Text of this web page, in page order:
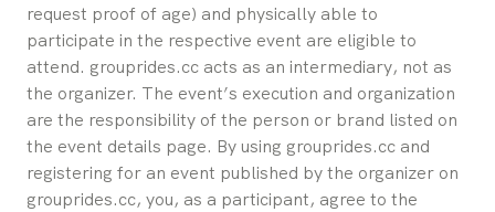
request proof of age) and physically able to
participate in the respective event are eligible to
attend. grouprides.cc acts as an intermediary, not as
the organizer. The event’s execution and organization
are the responsibility of the person or brand listed on
the event details page. By using grouprides.cc and
registering for an event published by the organizer on
grouprides.cc, you, as a participant, agree to the